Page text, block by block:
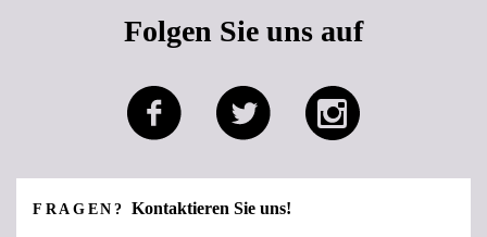
Folgen Sie uns auf
FRAGEN? Kontaktieren Sie uns!